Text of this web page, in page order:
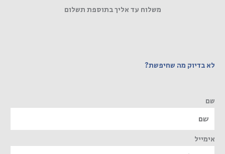
משלוח עד אליך בתוספת תשלום
לא בדיוק מה שחיפשת?
שם
אימייל